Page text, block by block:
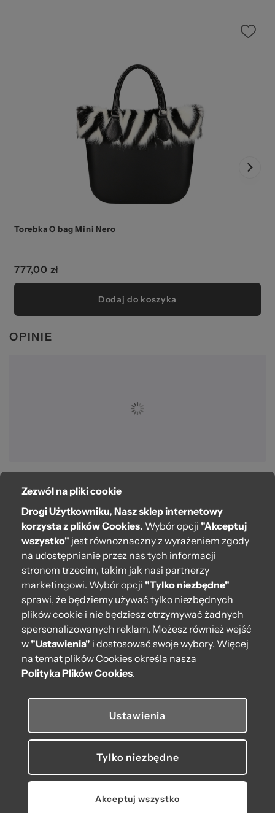
Torebka O bag Mini Nero
777,00 zł
Dodaj do koszyka
OPINIE
O bag
Pomoc
Moje O bag
Kontakt
222 571 414
bok@obagstore.pl
WhatsApp O bag Polska
Pon.-pt. w godz 08:00 - 16:00
Obserwuj nas
© 2026 O bag. Wszelkie prawa zastrzeżone.
U nas płacisz, jak lubisz:
Zezwól na pliki cookie
Drogi Użytkowniku, Nasz sklep internetowy
korzysta z plików Cookies. Wybór opcji "Akceptuj
wszystko" jest równoznaczny z wyrażeniem zgody
na udostępnianie przez nas tych informacji
stronom trzecim, takim jak nasi partnerzy
marketingowi. Wybór opcji "Tylko niezbędne"
sprawi, że będziemy używać tylko niezbędnych
plików cookie i nie będziesz otrzymywać żadnych
spersonalizowanych reklam. Możesz również wejść
w"Ustawienia" i dostosować swoje wybory. Więcej
na temat plików Cookies określa nasza
Polityka Plików Cookies.
Ustawienia
Tylko niezbędne
Akceptuj wszystko